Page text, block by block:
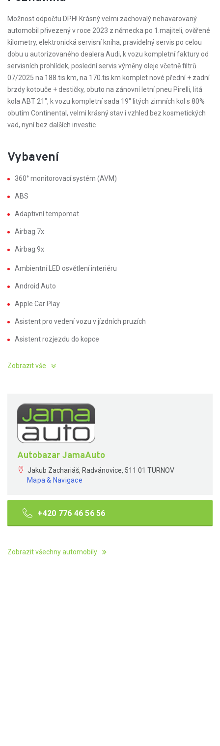
Možnost odpočtu DPH! Krásný velmi zachovalý nehavarovaný
automobil přivezený v roce 2023 z německa po 1.majiteli, ověřené
kilometry, elektronická servisní kniha, pravidelný servis po celou
dobu u autorizovaného dealera Audi, k vozu kompletní faktury od
servisních prohlídek, poslední servis výměny oleje včetně filtrů
07/2025 na 188.tis.km, na 170.tis.km komplet nové přední + zadní
brzdy kotouče + destičky, obuto na zánovní letní pneu Pirelli, litá
kola ABT 21", k vozu kompletní sada 19" litých zimních kol s 80%
obutím Continental, velmi krásný stav i vzhled bez kosmetických
vad, nyní bez dalších investic
Vybavení
360° monitorovací systém (AVM)
ABS
Adaptivní tempomat
Airbag 7x
Airbag 9x
Ambientní LED osvětlení interiéru
Android Auto
Apple Car Play
Asistent pro vedení vozu v jízdních pruzích
Asistent rozjezdu do kopce
Zobrazit vše
Autobazar JamaAuto
Jakub Zachariáš, Radvánovice, 511 01 TURNOV
Mapa & Navigace
+420 776 46 56 56
Zobrazit všechny automobily